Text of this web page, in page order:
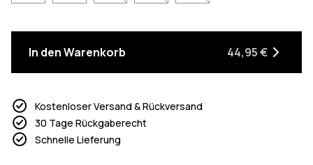
In den Warenkorb 44,95 €
Kostenloser Versand & Rückversand
30 Tage Rückgaberecht
Schnelle Lieferung